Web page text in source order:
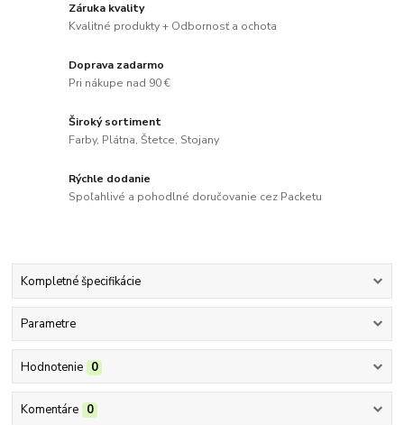
Záruka kvality
Kvalitné produkty + Odbornosť a ochota
Doprava zadarmo
Pri nákupe nad 90 €
Široký sortiment
Farby, Plátna, Štetce, Stojany
Rýchle dodanie
Spoľahlivé a pohodlné doručovanie cez Packetu
Kompletné špecifikácie
Parametre
Hodnotenie 0
Komentáre 0